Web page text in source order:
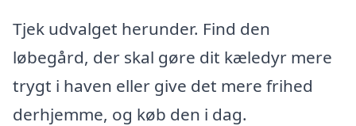
Tjek udvalget herunder. Find den
løbegård, der skal gøre dit kæledyr mere
trygt i haven eller give det mere frihed
derhjemme, og køb den i dag.